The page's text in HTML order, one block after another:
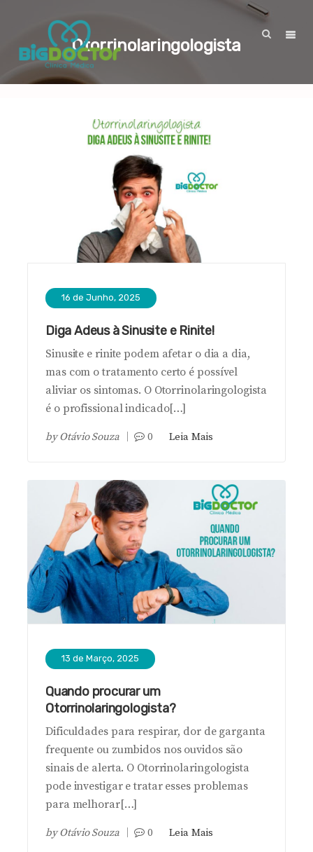
Otorrinolaringologista
16 de Junho, 2025
Diga Adeus à Sinusite e Rinite!
Sinusite e rinite podem afetar o dia a dia,
mas com o tratamento certo é possível
aliviar os sintomas. O Otorrinolaringologista
é o profissional indicado[…]
byOtávio Souza 0 Leia Mais
13 de Março, 2025
Quando procurar um
Otorrinolaringologista?
Dificuldades para respirar, dor de garganta
frequente ou zumbidos nos ouvidos são
sinais de alerta. O Otorrinolaringologista
pode investigar e tratar esses problemas
para melhorar[…]
byOtávio Souza 0 Leia Mais